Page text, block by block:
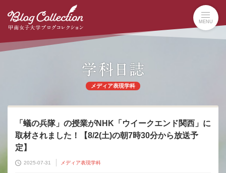
文
MENU
メディア表現学科
「蟻の兵隊」の授業がNHK「ウイークエンド関西」に
取材されました！【8/2(土)の朝7時30分から放送予
定】
2025-07-31 メディア表現学科